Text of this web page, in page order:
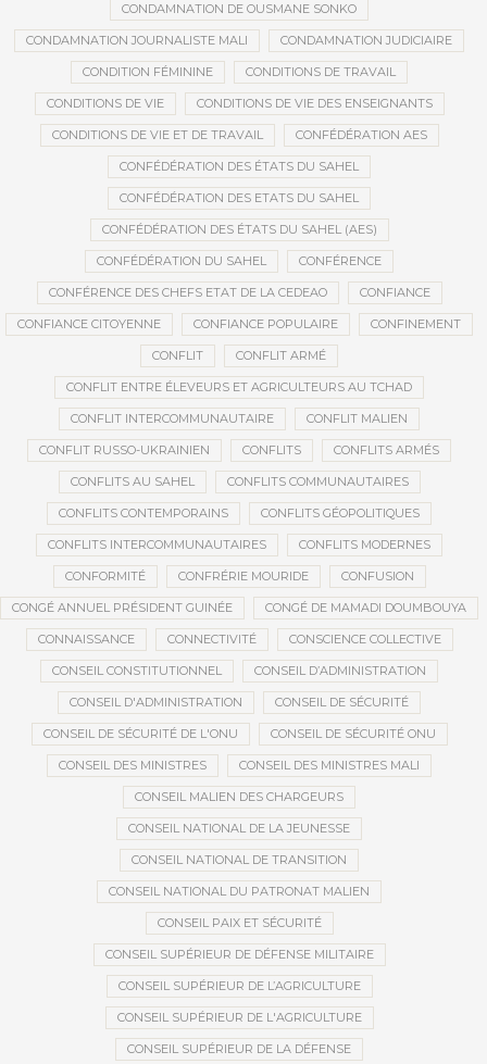
CONDAMNATION DE OUSMANE SONKO
CONDAMNATION JOURNALISTE MALI CONDAMNATION JUDICIAIRE
CONDITION FÉMININE CONDITIONS DE TRAVAIL
CONDITIONS DE VIE CONDITIONS DE VIE DES ENSEIGNANTS
CONDITIONS DE VIE ET DE TRAVAIL CONFÉDÉRATION AES
CONFÉDÉRATION DES ÉTATS DU SAHEL
CONFÉDÉRATION DES ETATS DU SAHEL
CONFÉDÉRATION DES ÉTATS DU SAHEL (AES)
CONFÉDÉRATION DU SAHEL CONFÉRENCE
CONFÉRENCE DES CHEFS ETAT DE LA CEDEAO CONFIANCE
CONFIANCE CITOYENNE CONFIANCE POPULAIRE CONFINEMENT
CONFLIT CONFLIT ARMÉ
CONFLIT ENTRE ÉLEVEURS ET AGRICULTEURS AU TCHAD
CONFLIT INTERCOMMUNAUTAIRE CONFLIT MALIEN
CONFLIT RUSSO-UKRAINIEN CONFLITS CONFLITS ARMÉS
CONFLITS AU SAHEL CONFLITS COMMUNAUTAIRES
CONFLITS CONTEMPORAINS CONFLITS GÉOPOLITIQUES
CONFLITS INTERCOMMUNAUTAIRES CONFLITS MODERNES
CONFORMITÉ CONFRÉRIE MOURIDE CONFUSION
CONGÉ ANNUEL PRÉSIDENT GUINÉE CONGÉ DE MAMADI DOUMBOUYA
CONNAISSANCE CONNECTIVITÉ CONSCIENCE COLLECTIVE
CONSEIL CONSTITUTIONNEL CONSEIL D’ADMINISTRATION
CONSEIL D'ADMINISTRATION CONSEIL DE SÉCURITÉ
CONSEIL DE SÉCURITÉ DE L'ONU CONSEIL DE SÉCURITÉ ONU
CONSEIL DES MINISTRES CONSEIL DES MINISTRES MALI
CONSEIL MALIEN DES CHARGEURS
CONSEIL NATIONAL DE LA JEUNESSE
CONSEIL NATIONAL DE TRANSITION
CONSEIL NATIONAL DU PATRONAT MALIEN
CONSEIL PAIX ET SÉCURITÉ
CONSEIL SUPÉRIEUR DE DÉFENSE MILITAIRE
CONSEIL SUPÉRIEUR DE L’AGRICULTURE
CONSEIL SUPÉRIEUR DE L'AGRICULTURE
CONSEIL SUPÉRIEUR DE LA DÉFENSE